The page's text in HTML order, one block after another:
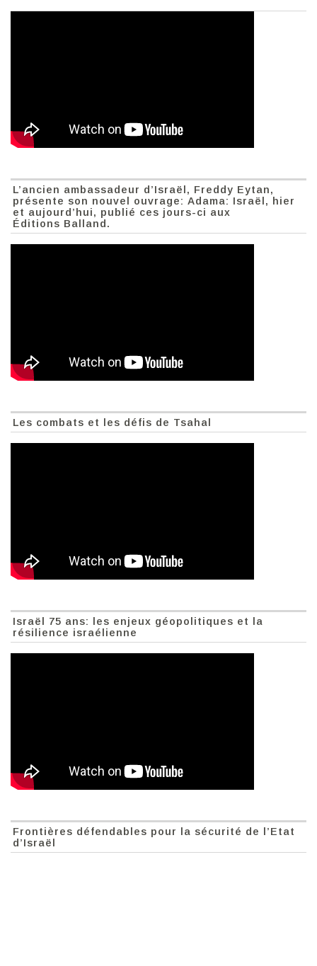
L’ancien ambassadeur d’Israël, Freddy Eytan,
présente son nouvel ouvrage: Adama: Israël, hier
et aujourd’hui, publié ces jours-ci aux
Éditions Balland.
Les combats et les défis de Tsahal
Israël 75 ans: les enjeux géopolitiques et la
résilience israélienne
Frontières défendables pour la sécurité de l’Etat
d’Israël